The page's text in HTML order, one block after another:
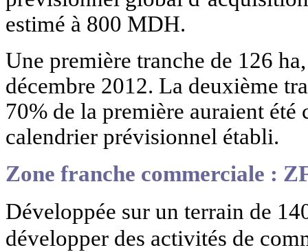
estimé à 800 MDH.
Une première tranche de 126
décembre 2012. La deuxième
70% de la première auraient été
calendrier prévisionnel établi.
Zone franche commerciale :
Développée sur un terrain de
développer des activités de